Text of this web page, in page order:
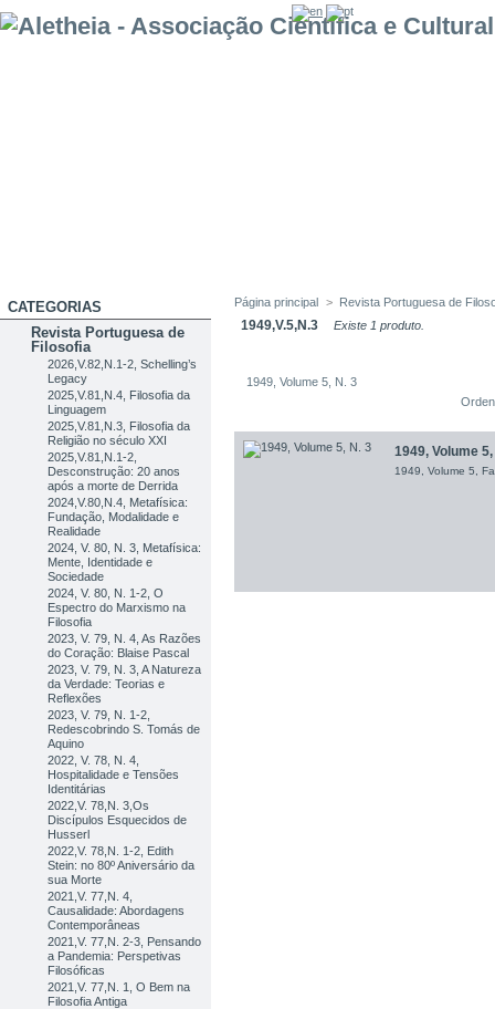
CATEGORIAS
Revista Portuguesa de
Filosofia
2026,V.82,N.1-2, Schelling’s
Legacy
2025,V.81,N.4, Filosofia da
Linguagem
2025,V.81,N.3, Filosofia da
Religião no século XXI
2025,V.81,N.1-2,
Desconstrução: 20 anos
após a morte de Derrida
2024,V.80,N.4, Metafísica:
Fundação, Modalidade e
Realidade
2024, V. 80, N. 3, Metafísica:
Mente, Identidade e
Sociedade
2024, V. 80, N. 1-2, O
Espectro do Marxismo na
Filosofia
2023, V. 79, N. 4, As Razões
do Coração: Blaise Pascal
2023, V. 79, N. 3, A Natureza
da Verdade: Teorias e
Reflexões
2023, V. 79, N. 1-2,
Redescobrindo S. Tomás de
Aquino
2022, V. 78, N. 4,
Hospitalidade e Tensões
Identitárias
2022,V. 78,N. 3,Os
Discípulos Esquecidos de
Husserl
2022,V. 78,N. 1-2, Edith
Stein: no 80º Aniversário da
sua Morte
2021,V. 77,N. 4,
Causalidade: Abordagens
Contemporâneas
2021,V. 77,N. 2-3, Pensando
a Pandemia: Perspetivas
Filosóficas
2021,V. 77,N. 1, O Bem na
Filosofia Antiga
Página principal > Revista Portuguesa de
1949,V.5,N.3 Existe 1 produto.
1949, Volume 5, N. 3
1949, Volume 5,
1949, Volume 5,